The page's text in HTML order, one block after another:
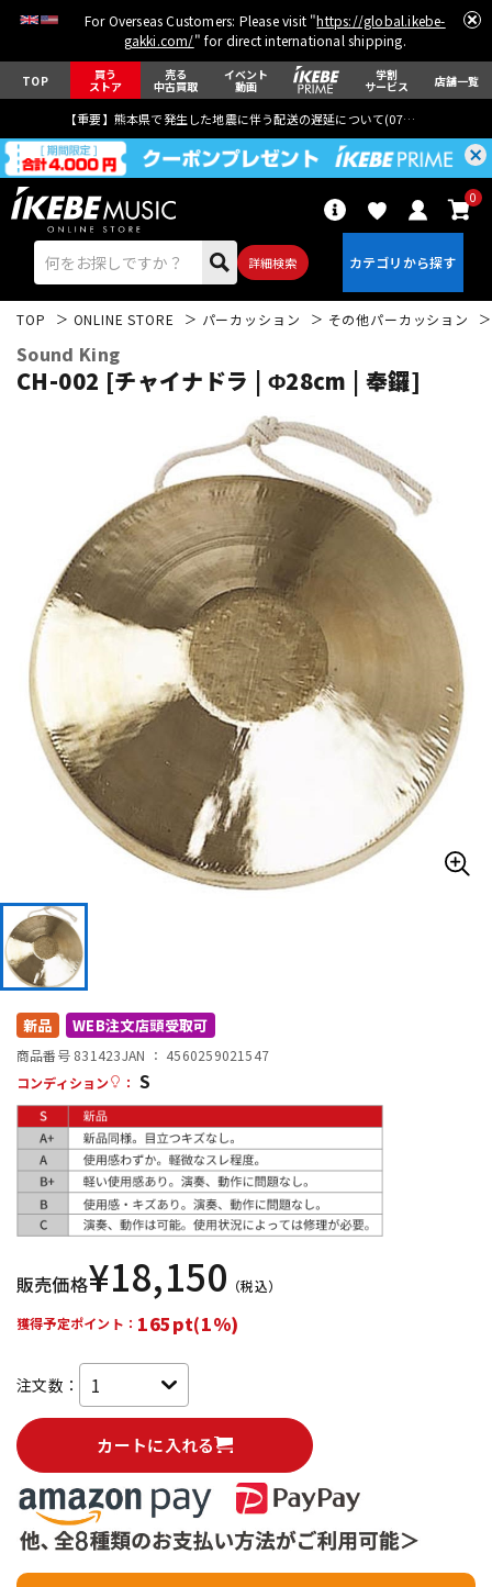
For Overseas Customers: Please visit "https://global.ikebe-
gakki.com/" for direct international shipping.
TOP 買う
ストア
売る
中古買取
イベント
動画
学割
サービス 店舗一覧
【重要】熊本県で発生した地震に伴う配送の遅延について(07月29日
詳細検索
0
アコギ/エレアコ
ベース ウクレレ
ドラム
キーボード 電子ピアノ
管楽器 その他楽器
アンプ エフェクター
配信/ライブ機器
中古
TOP ONLINE STORE パーカッション その他パーカッション
Sound King
CH-002 [チャイナドラ | Φ28cm | 奉鑼]
新品 WEB注文店頭受取可
商品番号 831423JAN ： 4560259021547
コンディション
： S
販売価格¥18,150 （税込）
獲得予定ポイント： 165pt(1%)
注文数：
カートに入れる